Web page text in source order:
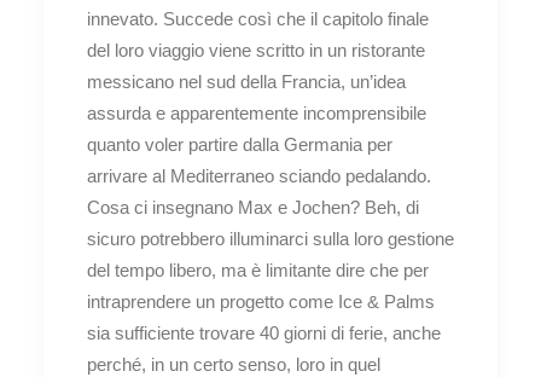
innevato. Succede così che il capitolo finale
del loro viaggio viene scritto in un ristorante
messicano nel sud della Francia, un’idea
assurda e apparentemente incomprensibile
quanto voler partire dalla Germania per
arrivare al Mediterraneo sciando pedalando.
Cosa ci insegnano Max e Jochen? Beh, di
sicuro potrebbero illuminarci sulla loro gestione
del tempo libero, ma è limitante dire che per
intraprendere un progetto come Ice & Palms
sia sufficiente trovare 40 giorni di ferie, anche
perché, in un certo senso, loro in quel